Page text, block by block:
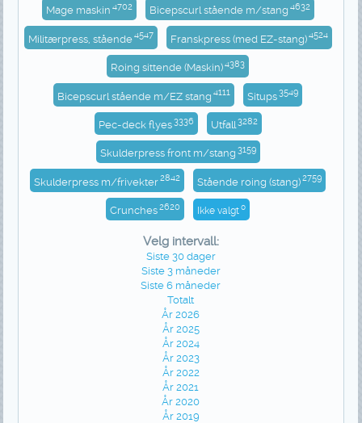
Mage maskin 4702 Bicepscurl stående m/stang 4632
Militærpress, stående4547 Franskpress (med EZ-stang)4524
Roing sittende (Maskin)4383
Bicepscurl stående m/EZ stang 4111 Situps3549
Pec-deck flyes3336 Utfall3282
Skulderpress front m/stang 3159
Skulderpress m/frivekter2842 Stående roing (stang)2759
Crunches2620 Ikke valgt 0
Velg intervall:
Siste 30 dager
Siste 3 måneder
Siste 6 måneder
Totalt
År 2026
År 2025
År 2024
År 2023
År 2022
År 2021
År 2020
År 2019